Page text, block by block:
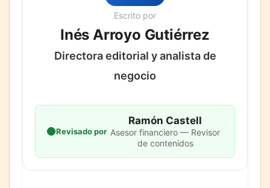
Escrito por
Inés Arroyo Gutiérrez
Directora editorial y analista de
negocio
Revisado por
Ramón Castell
Asesor financiero — Revisor
de contenidos